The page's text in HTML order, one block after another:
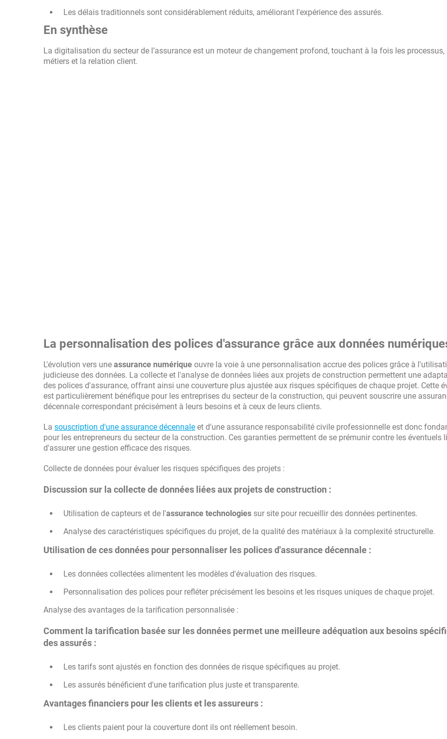
Les délais traditionnels sont considérablement réduits, améliorant l'expérience des assurés.
En synthèse
La digitalisation du secteur de l’assurance est un moteur de changement profond, touchant à la fois les processus,
métiers et la relation client.
La personnalisation des polices d'assurance grâce aux données
L'évolution vers une assurance numérique ouvre la voie à une personnalisation accrue des polices grâce à
judicieuse des données. La collecte et l'analyse de données liées aux projets de construction permettent une
des polices d'assurance, offrant ainsi une couverture plus ajustée aux risques spécifiques de chaque projet. Cette
est particulièrement bénéfique pour les entreprises du secteur de la construction, qui peuvent souscrire une
décennale correspondant précisément à leurs besoins et à ceux de leurs clients.
La souscription d'une assurance décennale et d'une assurance responsabilité civile professionnelle est donc
pour les entrepreneurs du secteur de la construction. Ces garanties permettent de se prémunir contre les éventuels
d'assurer une gestion efficace des risques.
Collecte de données pour évaluer les risques spécifiques des projets :
Discussion sur la collecte de données liées aux projets de construction :
Utilisation de capteurs et de l'assurance technologies sur site pour recueillir des données pertinentes.
Analyse des caractéristiques spécifiques du projet, de la qualité des matériaux à la complexité structurelle.
Utilisation de ces données pour personnaliser les polices d'assurance décennale :
Les données collectées alimentent les modèles d'évaluation des risques.
Personnalisation des polices pour refléter précisément les besoins et les risques uniques de chaque projet.
Analyse des avantages de la tarification personnalisée :
Comment la tarification basée sur les données permet une meilleure adéquation aux besoins
des assurés :
Les tarifs sont ajustés en fonction des données de risque spécifiques au projet.
Les assurés bénéficient d'une tarification plus juste et transparente.
Avantages financiers pour les clients et les assureurs :
Les clients paient pour la couverture dont ils ont réellement besoin.